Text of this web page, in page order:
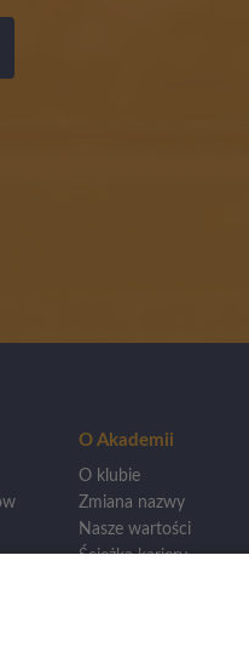
O Akademii
O klubie
Zmiana nazwy
Nasze wartości
Ścieżka kariery